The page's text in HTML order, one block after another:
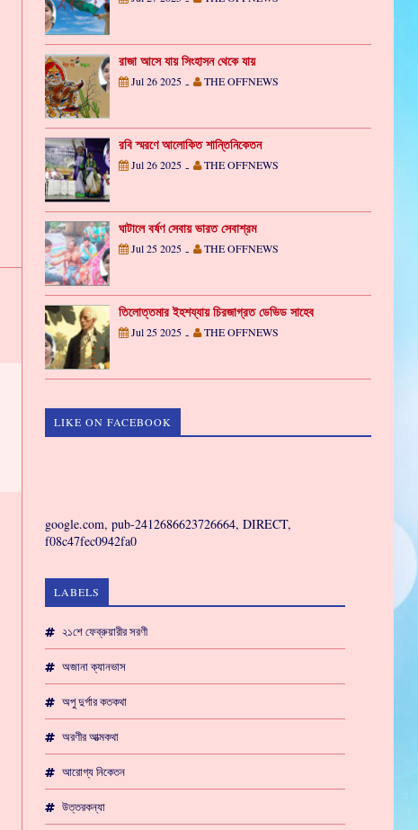
রাজা আসে যায় সিংহাসন থেকে যায়
Jul 26 2025 - THE OFFNEWS
রবি স্মরণে আলোকিত শান্তিনিকেতন
Jul 26 2025 - THE OFFNEWS
ঘাটালে বর্ষণ সেবায় ভারত সেবাশ্রম
Jul 25 2025 - THE OFFNEWS
তিলোত্তমার ইহশয্যায় চিরজাগ্রত ডেভিড সাহেব
Jul 25 2025 - THE OFFNEWS
LIKE ON FACEBOOK
google.com, pub-2412686623726664, DIRECT,
f08c47fec0942fa0
LABELS
২১শে ফেব্রুয়ারীর সরণী
অজানা ক্যানভাস
অপু দুর্গার কতকথা
অরণীর আত্মকথা
আরোগ্য নিকেতন
উত্তরকন্যা